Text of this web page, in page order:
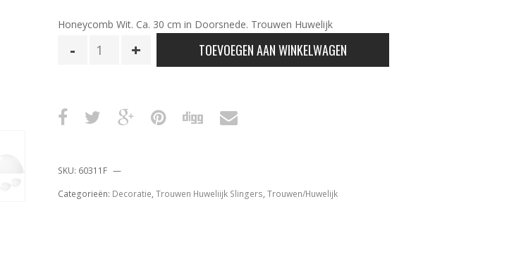
Honeycomb Wit. Ca. 30 cm in Doorsnede. Trouwen Huwelijk
Honeycomb
TOEVOEGEN AAN WINKELWAGEN
SKU: 60311F
Categorieën: Decoratie, Trouwen Huweliijk Slingers, Trouwen/Huwelijk